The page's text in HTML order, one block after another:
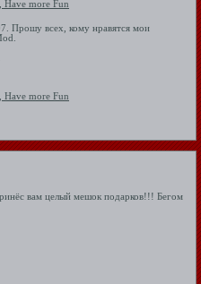
Прошу всех, кому нравятся мои
вам целый мешок подарков!!! Бегом